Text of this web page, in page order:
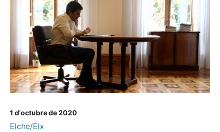
1 d'octubre de 2020
Elche/Elx